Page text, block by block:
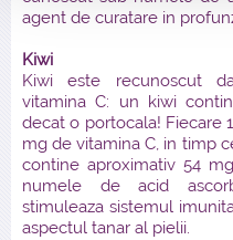
agent de curatare in
Kiwi
Kiwi este recunoscut
vitamina C: un kiwi
decat o portocala! Fiecare
mg de vitamina C, in timp
contine aproximativ 54
numele de acid
stimuleaza sistemul
aspectul tanar al pielii.